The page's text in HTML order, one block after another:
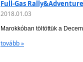
Full-Gas
2018.01.03
Marokkóban töltöttük a
tovább »